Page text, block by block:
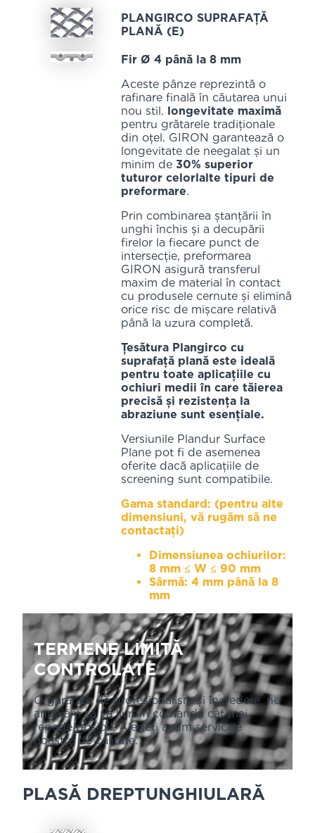
PLANGIRCO SUPRAFAȚĂ
PLANĂ (E)
Fir Ø 4 până la 8 mm
Aceste pânze reprezintă o
rafinare finală în căutarea unui
nou stil. longevitate maximă
pentru grătarele tradiționale
din oțel. GIRON garantează o
longevitate de neegalat și un
minim de 30% superior
tuturor celorlalte tipuri de
preformare.
Prin combinarea ștanțării în
unghi închis și a decupării
firelor la fiecare punct de
intersecție, preformarea
GIRON asigură transferul
maxim de material în contact
cu produsele cernute și elimină
orice risc de mișcare relativă
până la uzura completă.
Țesătura Plangirco cu
suprafață plană este ideală
pentru toate aplicațiile cu
ochiuri medii în care tăierea
precisă și rezistența la
abraziune sunt esențiale.
Versiunile Plandur Surface
Plane pot fi de asemenea
oferite dacă aplicațiile de
screening sunt compatibile.
Gama standard: (pentru alte
dimensiuni, vă rugăm să ne
contactați)
Dimensiunea ochiurilor:
8 mm ≤ W ≤ 90 mm
Sârmă: 4 mm până la 8
mm
TERMENE LIMITĂ
CONTROLATE
O garanție de profesionalism și încredere, ne
angajăm să vă livrăm comanda cât mai
repede posibil. Alegeți acum serviciile
noastre de calitate.
PLASĂ DREPTUNGHIULARĂ